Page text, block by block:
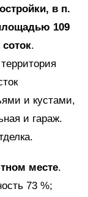
в п.
109
.
и кустами,
и гараж.
месте.
73 %;